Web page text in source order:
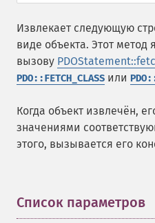
Извлекает следующую
виде объекта. Этот метод
вызову
PDO::FETCH_CLASS или
Когда объект извлечён,
значениями
этого, вызывается его
Список параметров